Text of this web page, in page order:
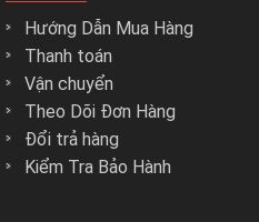
để bạn có thể chọn lựa cho
hợp nhất với phòng khách nhà
thể tùy chọn để tạo điểm nhấn
mình với những màu sắc ghế
nên sang trọng và phong
Hướng Dẫn Mua Hàng
Thanh toán
Vận chuyển
Theo Dõi Đơn Hàng
Đổi trả hàng
Kiểm Tra Bảo Hành